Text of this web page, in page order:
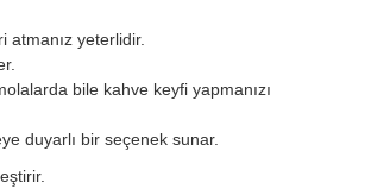
atmanız yeterlidir.
bile kahve keyfi yapmanızı
duyarlı bir seçenek sunar.